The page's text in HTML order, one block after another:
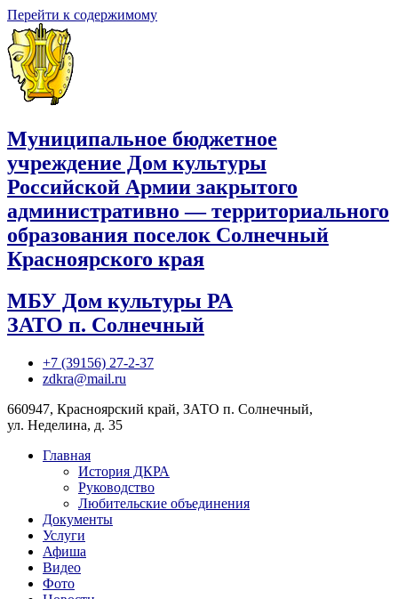
Перейти к содержимому
Муниципальное бюджетное
учреждение Дом культуры
Российской Армии закрытого
административно — территориального
образования поселок Солнечный
Красноярского края
МБУ Дом культуры РА
ЗАТО п. Солнечный
+7 (39156) 27-2-37
zdkra@mail.ru
660947, Красноярский край, ЗАТО п. Солнечный,
ул. Неделина, д. 35
Главная
История ДКРА
Руководство
Любительские объединения
Документы
Услуги
Афиша
Видео
Фото